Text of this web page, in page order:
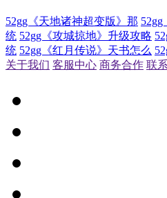
52gg《天地诸神超变版》那
统 52gg《攻城掠地》升级攻略
统 52gg《红月传说》天书怎么
关于我们 客服中心 商务合作 联